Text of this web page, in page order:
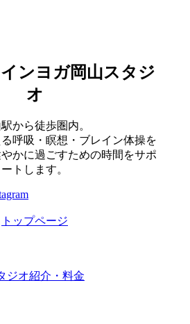
ンヨガ岡山スタジ
オ
から徒歩圏内。
呼吸・瞑想・ブレイン体操を
かに過ごすための時間をサポ
ートします。
トップページ
ジオ紹介・料金